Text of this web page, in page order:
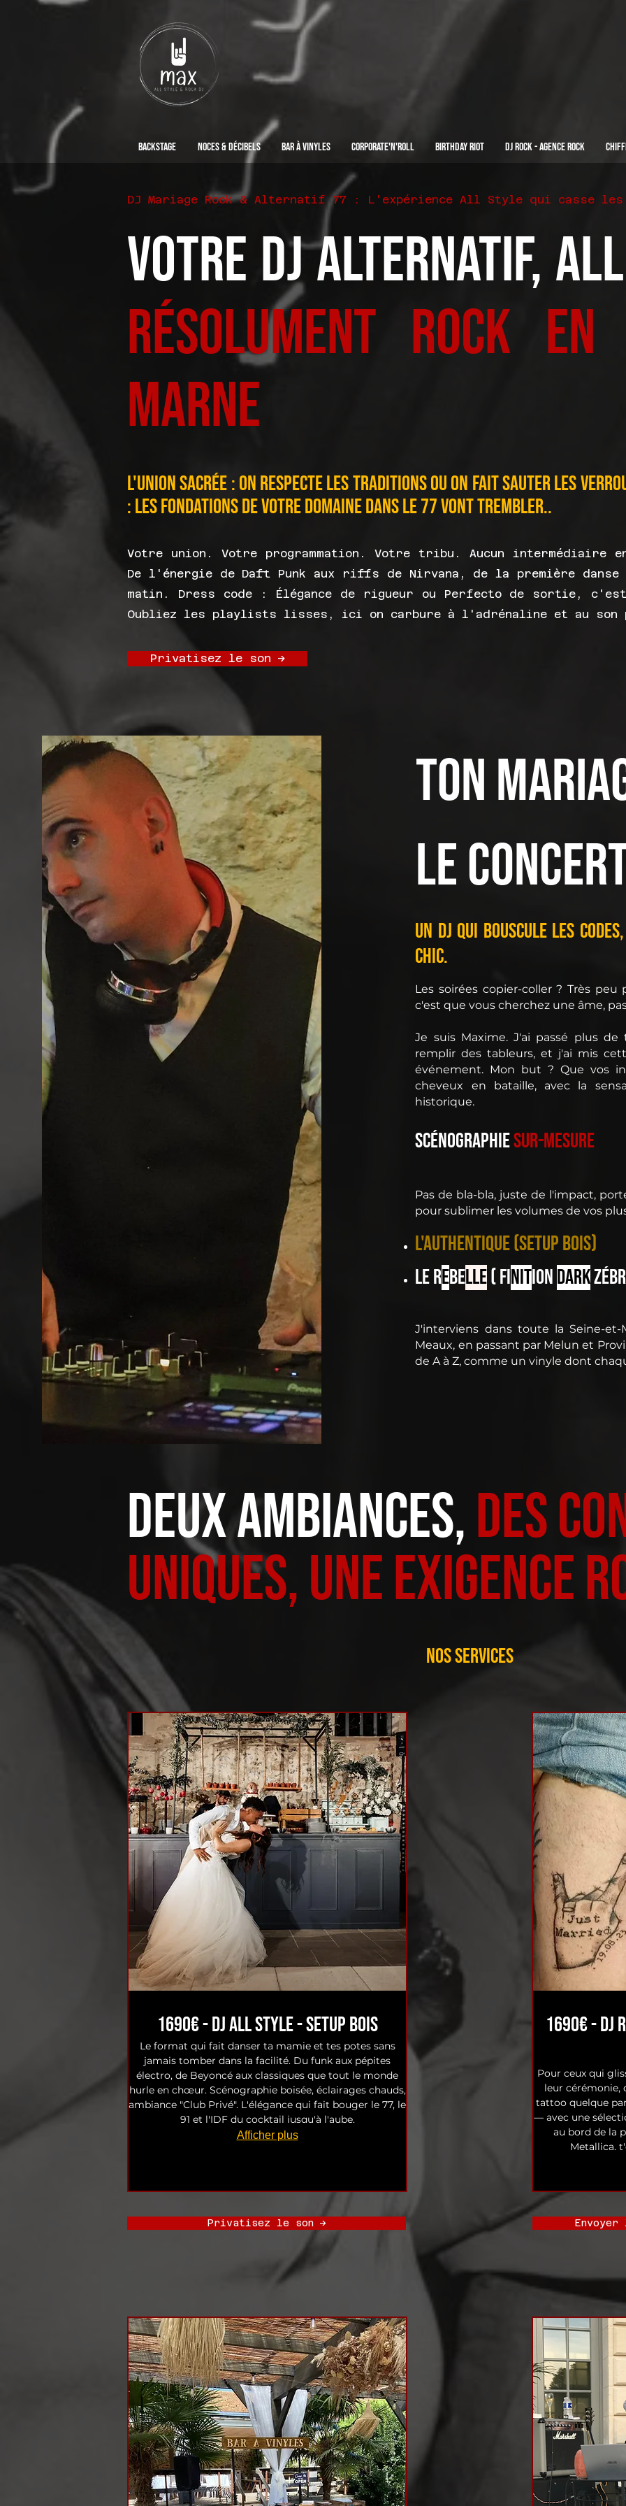
Backstage Noces & Décibels Bar à vinyles Corporate'n'Roll Birthday Riot Dj Rock - Agence Rock
DJ Mariage Rock & Alternatif 77 : L'expérience All Style qui casse les
Votre DJ Alternatif,
résolument Rock en
Marne
L'union sacrée : on respecte les traditions ou on fait sauter les
: les fondations de votre domaine dans le 77 vont trembler..
Votre union. Votre programmation. Votre tribu. Aucun
De l'énergie de Daft Punk aux riffs de Nirvana, de la première
matin. Dress code : Élégance de rigueur ou Perfecto de sortie,
Oubliez les playlists lisses, ici on carbure à l'adrénaline et au son
Privatisez le son ->
ton
le
Un DJ qui bouscule les
Chic.
Les soirées copier-coller ? Très
c'est que vous cherchez une âme,
Je suis Maxime. J'ai passé plus
remplir des tableurs, et j'ai mis
événement. Mon but ? Que vos
cheveux en bataille, avec la
historique.
scénographiesur-mesure
Pas de bla-bla, juste de l'impact,
pour sublimer les volumes de vos
L'Authentique (Setup Bois)
Le Rebelle(FinitionDarkZébr
J'interviens dans toute la Seine-
Meaux, en passant par Melun et
de A à Z, comme un vinyle dont
Deux ambiances,des
uniques, une exigence
Nos services
1690€ - Dj All Style - Setup Bois
Le format qui fait danser ta mamie et tes potes sans
jamais tomber dans la facilité. Du funk aux pépites
électro, de Beyoncé aux classiques que tout le monde
hurle en chœur. Scénographie boisée, éclairages chauds,
ambiance "Club Privé". L'élégance qui fait bouger le 77, le
91 et l'IDF du cocktail jusqu'à l'aube.
Afficher plus
1690€ - Dj
Pour ceux qui
leur cérémonie,
tattoo quelque
— avec une
au bord de la
Metallica,
Privatisez le son -> Envoyer